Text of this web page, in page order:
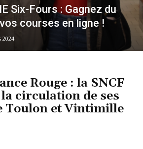
Six-Fours : Gagnez du
courses en ligne !
2024
Rouge : la SNCF
circulation de ses
Toulon et Vintimille